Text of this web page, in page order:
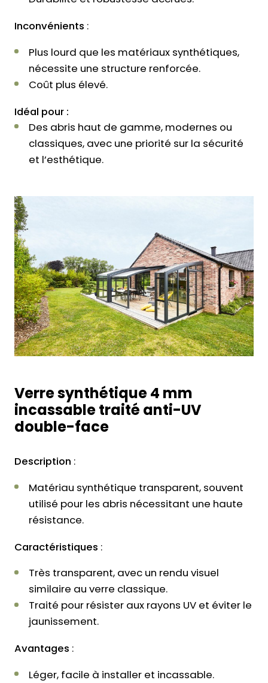
Inconvénients :
Plus lourd que les matériaux synthétiques,
nécessite une structure renforcée.
Coût plus élevé.
Idéal pour :
Des abris haut de gamme, modernes ou
classiques, avec une priorité sur la sécurité
et l’esthétique.
Verre synthétique 4 mm
incassable traité anti-UV
double-face
Description :
Matériau synthétique transparent, souvent
utilisé pour les abris nécessitant une haute
résistance.
Caractéristiques :
Très transparent, avec un rendu visuel
similaire au verre classique.
Traité pour résister aux rayons UV et éviter le
jaunissement.
Avantages :
Léger, facile à installer et incassable.